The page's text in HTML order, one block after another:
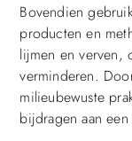
Bovendien
producten en
lijmen en verven,
verminderen.
milieubewuste
bijdragen aan